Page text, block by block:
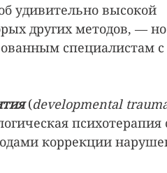
удивительно высокой
других методов, —
специалистам
(developmental
психотерапия
коррекции